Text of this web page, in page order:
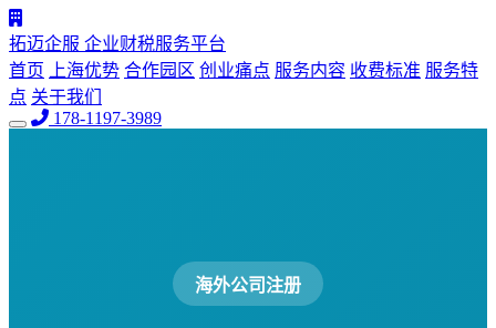
拓迈企服 企业财税服务平台
首页
上海优势 合作园区 创业痛点 服务内容 收费标准 服务特
点 关于我们
178-1197-3989
海外公司注册